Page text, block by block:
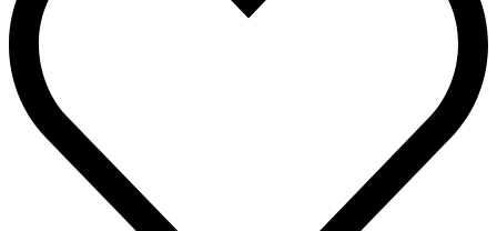
Узбекистан
Ульяновск
Ярославль